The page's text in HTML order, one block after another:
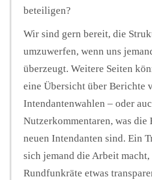
beteiligen?
Wir sind gern bereit, die
umzuwerfen, wenn uns
überzeugt. Weitere Seiten
eine Übersicht über Berichte
Intendantenwahlen – oder
Nutzerkommentaren, was die
neuen Intendanten sind. Ein
sich jemand die Arbeit
Rundfunkräte etwas